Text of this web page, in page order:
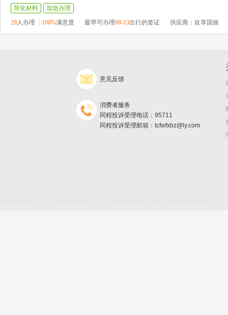
简化材料
加急办理
29人办理 100%满意度 最早可办理08-13出行的签证 供应商：欢享国旅
意见反馈
消费者服务
同程投诉受理电话：95711
同程投诉受理邮箱：tcfwfxbz@ly.com